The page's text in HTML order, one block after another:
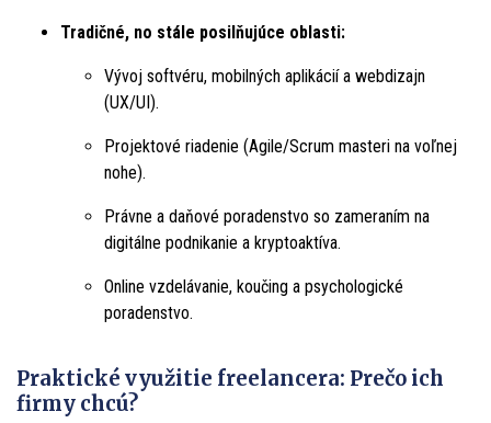
Tradičné, no stále posilňujúce oblasti:
Vývoj softvéru, mobilných aplikácií a webdizajn
(UX/UI).
Projektové riadenie (Agile/Scrum masteri na voľnej
nohe).
Právne a daňové poradenstvo so zameraním na
digitálne podnikanie a kryptoaktíva.
Online vzdelávanie, koučing a psychologické
poradenstvo.
Praktické využitie freelancera: Prečo ich
firmy chcú?